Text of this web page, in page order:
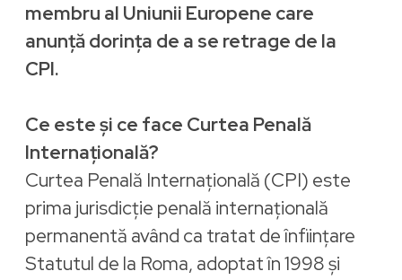
membru al Uniunii Europene care
anunță dorința de a se retrage de la
CPI.
Ce este și ce face Curtea Penală
Internațională?
Curtea Penală Internațională (CPI) este
prima jurisdicție penală internațională
permanentă având ca tratat de înființare
Statutul de la Roma, adoptat în 1998 și